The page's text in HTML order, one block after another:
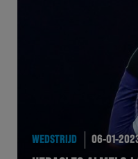
WEDSTRIJD 06-01-